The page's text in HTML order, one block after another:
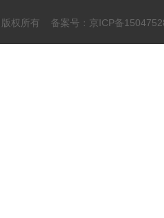
版权所有 备案号：京ICP备